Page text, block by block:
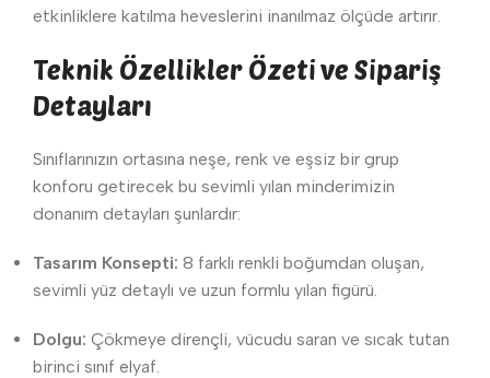
etkinliklere katılma heveslerini inanılmaz ölçüde artırır.
Teknik Özellikler Özeti ve Sipariş
Detayları
Sınıflarınızın ortasına neşe, renk ve eşsiz bir grup
konforu getirecek bu sevimli yılan minderimizin
donanım detayları şunlardır:
Tasarım Konsepti: 8 farklı renkli boğumdan oluşan,
sevimli yüz detaylı ve uzun formlu yılan figürü.
Dolgu: Çökmeye dirençli, vücudu saran ve sıcak tutan
birinci sınıf elyaf.